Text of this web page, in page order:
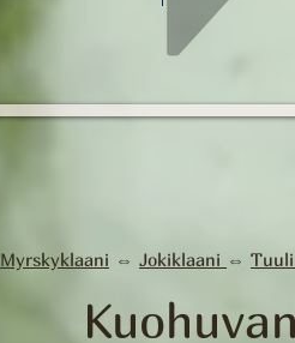
Myrskyklaani ⇔ Jokiklaani ⇔